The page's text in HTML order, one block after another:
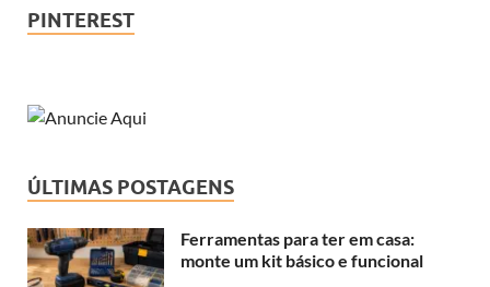
PINTEREST
ÚLTIMAS POSTAGENS
Ferramentas para ter em casa:
monte um kit básico e funcional